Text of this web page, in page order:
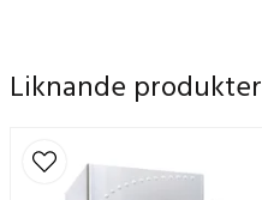
Liknande produkter